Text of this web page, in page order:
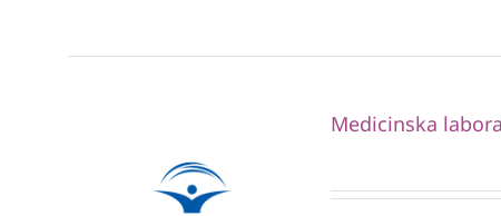
Medicinska